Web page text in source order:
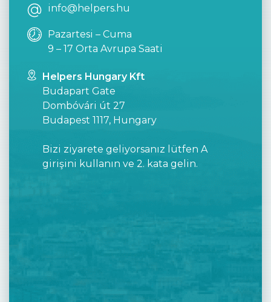
info@helpers.hu
Pazartesi – Cuma
9 – 17 Orta Avrupa Saati
Helpers Hungary Kft
Budapart Gate
Dombóvári út 27
Budapest 1117, Hungary
Bizi ziyarete geliyorsanız lütfen A
girişini kullanın ve 2. kata gelin.